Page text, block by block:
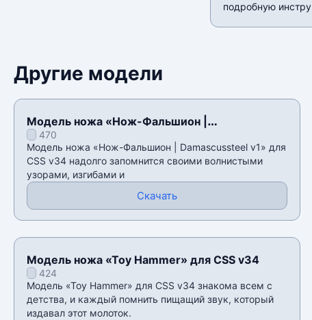
подробную
Другие модели
Модель ножа «Нож-Фальшион |
Damascussteel v1» для CSS v34
470
Модель ножа «Нож-Фальшион | Damascussteel v1» для
CSS v34 надолго запомнится своими волнистыми
узорами, изгибами и
Скачать
Модель ножа «Toy Hammer» для CSS v34
424
Модель «Toy Hammer» для CSS v34 знакома всем с
детства, и каждый помнить пищащий звук, который
издавал этот молоток.